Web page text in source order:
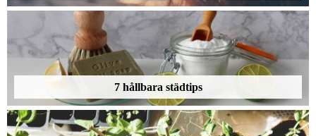
7 hållbara städtips